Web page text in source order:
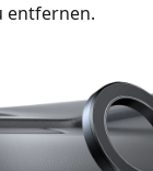
entfernen.